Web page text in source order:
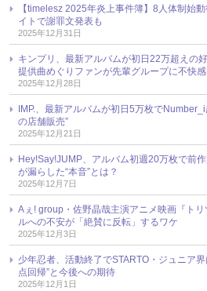
【timelesz 2025年炎上事件簿】8人体制
イトで謝罪文発表も
2025年12月31日
キンプリ、最新アルバムが初日22万超え
提供曲めぐりファンが先輩グループに不快感
2025年12月28日
IMP.、最新アルバムが初日5万枚で
の店舗販売”
2025年12月21日
Hey!Say!JUMP、アルバム初週20万枚で前
が漏らした“本音”とは？
2025年12月7日
Aぇ! group・佐野晶哉主演アニメ映画『ト
ルへの不安が「絶賛に反転」するワケ
2025年12月3日
少年忍者、活動終了でSTARTO・ジュニア
点回帰”と今後への期待
2025年12月1日